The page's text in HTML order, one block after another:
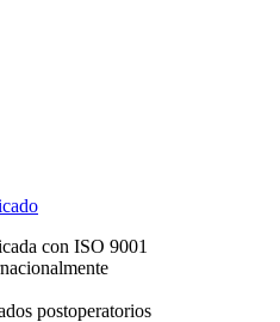
con ISO 9001
postoperatorios